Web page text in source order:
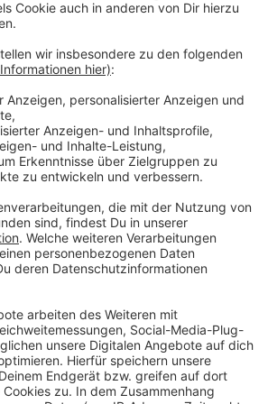
aktuell schon mehr als 200
Saison 1656 Mädchen und
Links zum Thema
DFB-Mitgliederstatistik
Jahr berichtet